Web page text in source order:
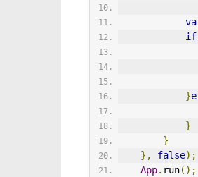
if
}
}
}
},
false);
App. run();